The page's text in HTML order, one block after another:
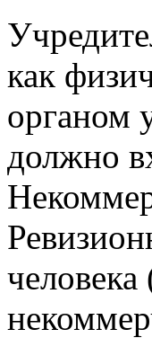
как
органом
должно